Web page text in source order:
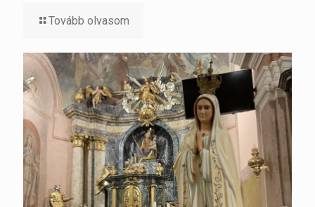
Tovább olvasom